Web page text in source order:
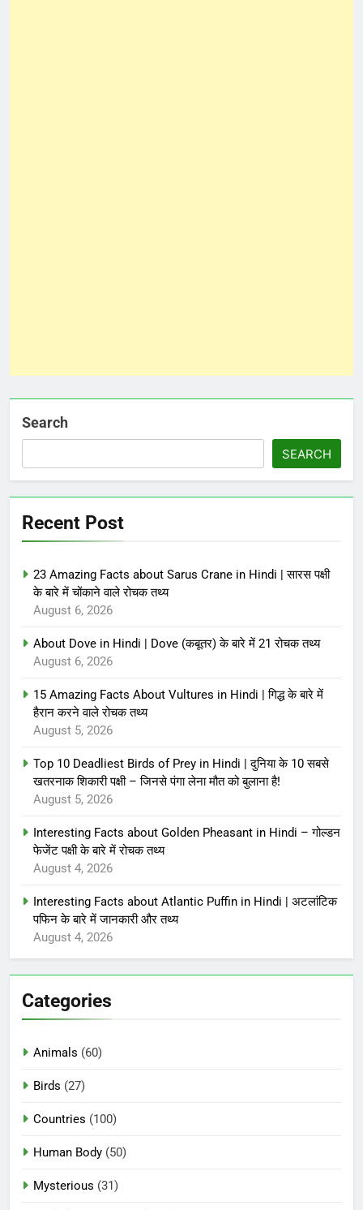
Search
SEARCH
Recent Post
23 Amazing Facts about Sarus Crane in Hindi | सारस पक्षी
के बारे में चोंकाने वाले रोचक तथ्य
August 6, 2026
About Dove in Hindi | Dove (कबूतर) के बारे में 21 रोचक तथ्य
August 6, 2026
15 Amazing Facts About Vultures in Hindi | गिद्ध के बारे में
हैरान करने वाले रोचक तथ्य
August 5, 2026
Top 10 Deadliest Birds of Prey in Hindi | दुनिया के 10 सबसे
खतरनाक शिकारी पक्षी – जिनसे पंगा लेना मौत को बुलाना है!
August 5, 2026
Interesting Facts about Golden Pheasant in Hindi – गोल्डन
फेजेंट पक्षी के बारे में रोचक तथ्य
August 4, 2026
Interesting Facts about Atlantic Puffin in Hindi | अटलांटिक
पफिन के बारे में जानकारी और तथ्य
August 4, 2026
Categories
Animals (60)
Birds (27)
Countries (100)
Human Body (50)
Mysterious (31)